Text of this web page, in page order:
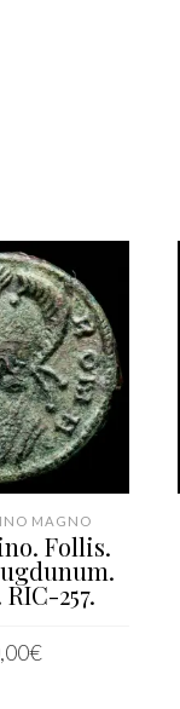
MAGNO
Follis.
257.
€